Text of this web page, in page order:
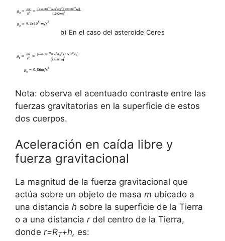
b) En el caso del asteroide Ceres
Nota: observa el acentuado contraste entre las
fuerzas gravitatorias en la superficie de estos
dos cuerpos.
Aceleración en caída libre y
fuerza gravitacional
La magnitud de la fuerza gravitacional que
actúa sobre un objeto de masa m ubicado a
una distancia h sobre la superficie de la Tierra
o a una distancia r del centro de la Tierra,
donde r=RT+h, es: